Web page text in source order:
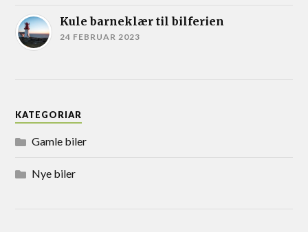
Kule barneklær til bilferien
24 FEBRUAR 2023
KATEGORIAR
Gamle biler
Nye biler